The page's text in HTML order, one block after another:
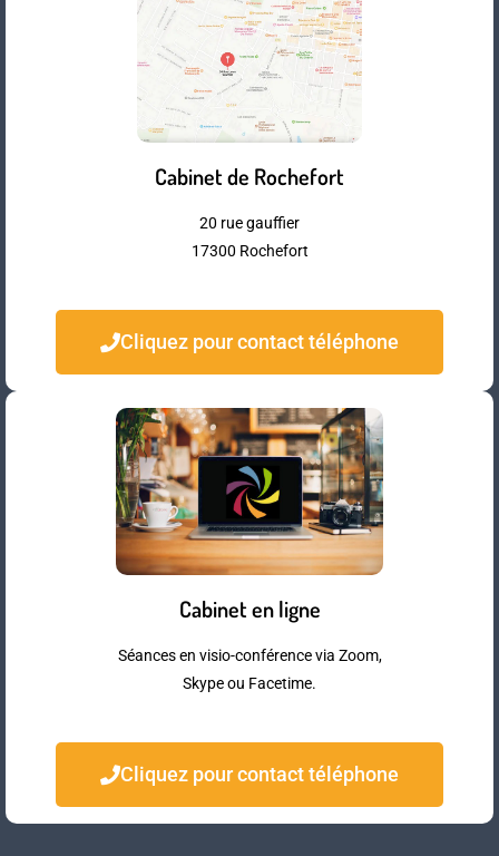
Cabinet de Rochefort
20 rue gauffier
17300 Rochefort
Cliquez pour contact téléphone
Cabinet en ligne
Séances en visio-conférence via Zoom,
Skype ou Facetime.
Cliquez pour contact téléphone